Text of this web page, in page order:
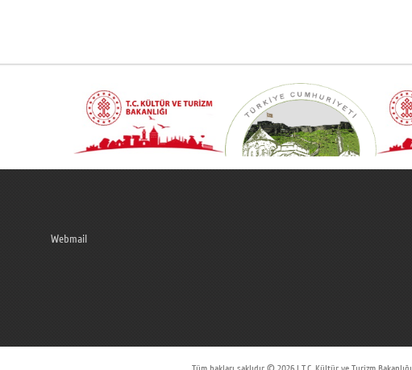
Webmail